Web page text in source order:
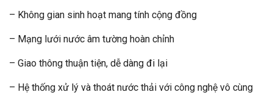
– Không gian sinh hoạt mang tính cộng đồng
– Mạng lưới nước âm tường hoàn chỉnh
– Giao thông thuận tiện, dễ dàng đi lại
– Hệ thống xử lý và thoát nước thải với công nghệ vô cùng